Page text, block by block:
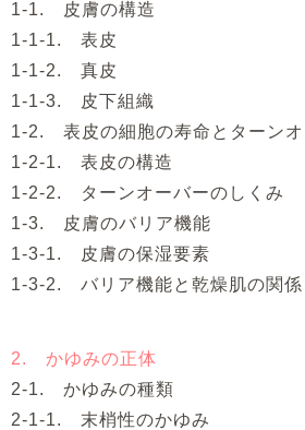
1-1. 皮膚の構造
1-1-1. 表皮
1-1-2. 真皮
1-1-3. 皮下組織
1-2. 表皮の細胞の寿命とターンオ
1-2-1. 表皮の構造
1-2-2. ターンオーバーのしくみ
1-3. 皮膚のバリア機能
1-3-1. 皮膚の保湿要素
1-3-2. バリア機能と乾燥肌の関係
2. かゆみの正体
2-1. かゆみの種類
2-1-1. 末梢性のかゆみ